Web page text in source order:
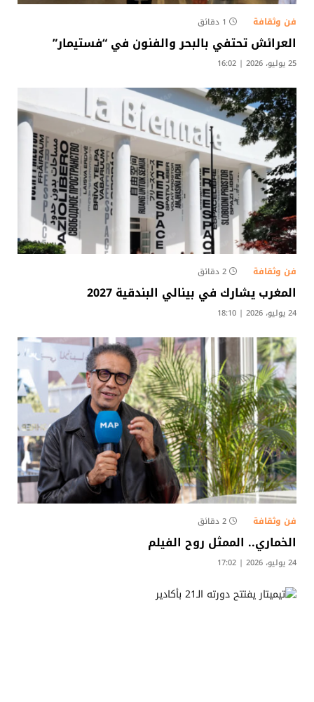
فن وثقافة 1 دقائق
العرائش تحتفي بالبحر والفنون في “فستيمار”
25 يوليو، 2026 | 16:02
فن وثقافة 2 دقائق
المغرب يشارك في بينالي البندقية 2027
24 يوليو، 2026 | 18:10
فن وثقافة 2 دقائق
الخماري.. الممثل روح الفيلم
24 يوليو، 2026 | 17:02